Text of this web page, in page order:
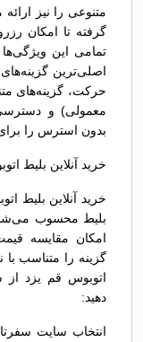
متنوعی را نیز
گرفته تا امکان
تمامی این
اصلی‌ترین
معمولی) و
بدون استرس را
خرید آنلاین بلیط
خرید آنلاین بلیط
بلیط محسوب
امکان مقایسه
گزینه را متناسب با
اتوبوس قم يزد
دهید:
انتخاب سایت